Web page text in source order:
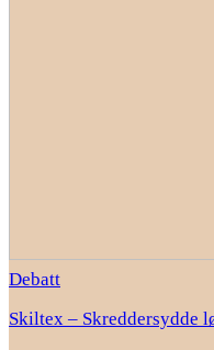
Debatt
Skiltex – Skreddersydde